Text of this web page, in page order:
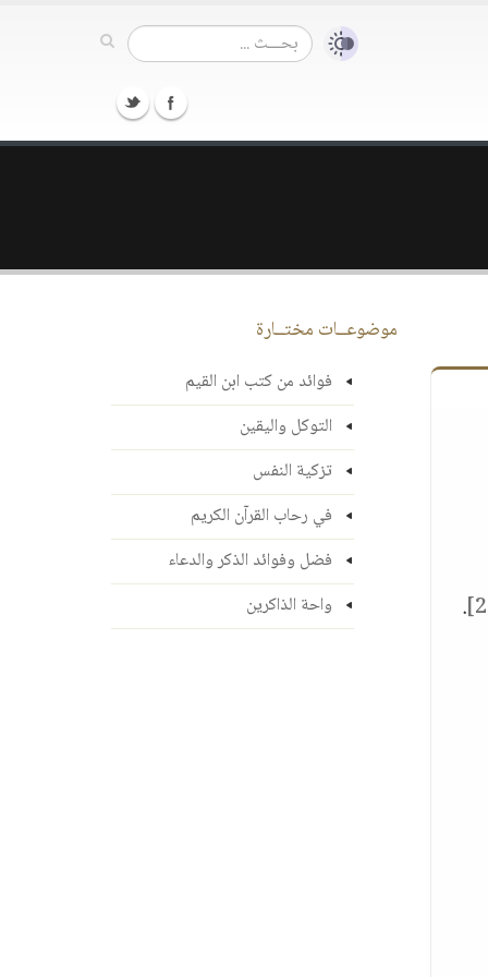
.
موضوعــات مختــارة
فوائد من كتب ابن القيم
التوكل واليقين
تزكية النفس
في رحاب القرآن الكريم
فضل وفوائد الذكر والدعاء
واحة الذاكرين